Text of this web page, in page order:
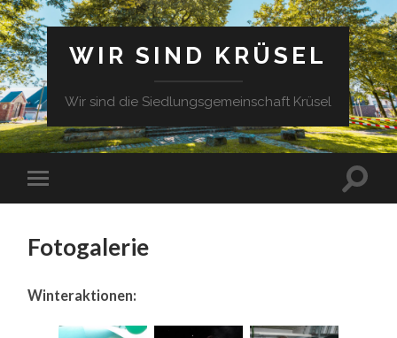
WIR SIND KRÜSEL
Wir sind die Siedlungsgemeinschaft Krüsel
Fotogalerie
Winteraktionen: